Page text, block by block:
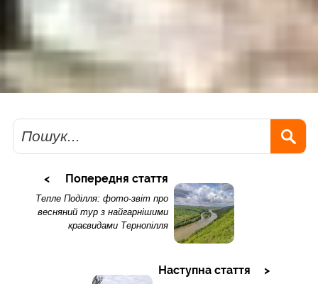
Пошук
Попередня стаття
Тепле Поділля: фото-звіт про
весняний тур з найгарнішими
краєвидами Тернопілля
Наступна стаття